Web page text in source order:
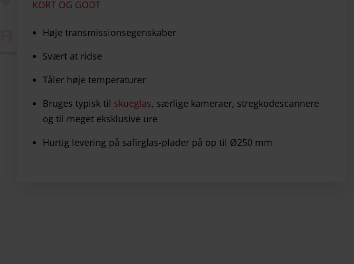
KORT OG GODT
Høje transmissionsegenskaber
Svært at ridse
Tåler høje temperaturer
Bruges typisk til skueglas, særlige kameraer, stregkodescannere
og til meget eksklusive ure
Hurtig levering på safirglas-plader på op til Ø250 mm